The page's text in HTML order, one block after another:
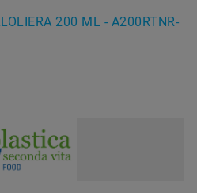
200 ML - A200RTNR-